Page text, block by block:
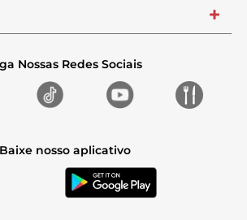
+
Nossas Redes Sociais
Baixe nosso aplicativo